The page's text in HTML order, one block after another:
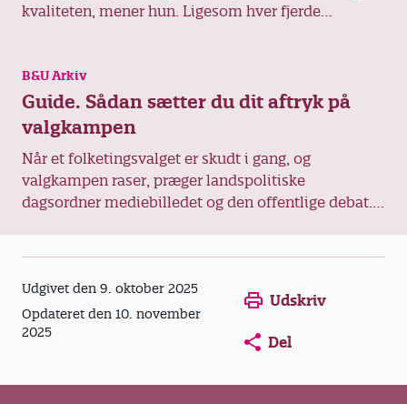
kvaliteten, mener hun. Ligesom hver fjerde
B&U Arkiv
Guide. Sådan sætter du dit aftryk på
valgkampen
Når et folketingsvalget er skudt i gang, og
valgkampen raser, præger landspolitiske
dagsordner mediebilledet og den offentlige debat.
kommunikationsrådgiver, tidligere lokalpolitiker og
en af forfatterne bag den aktuelle bog ’Lokal
lobbyisme’. »Man kommer formentlig til at se et
folketingsvalg, som er adskilt fra den lokale debat.
Udgivet den 9. oktober 2025
Opdateret den 10. november
2025
Opens in a new window
Opens in a new
Udskriv
Del